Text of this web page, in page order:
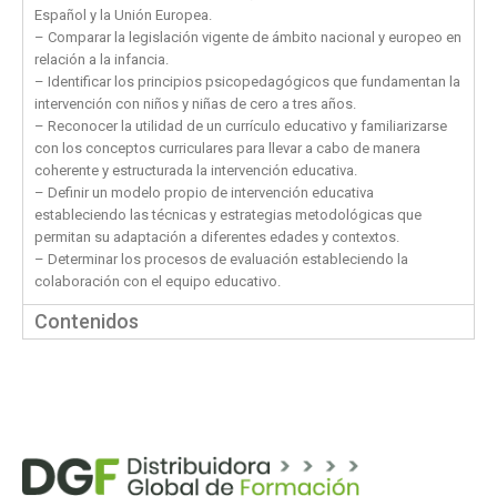
Español y la Unión Europea.
– Comparar la legislación vigente de ámbito nacional y europeo en
relación a la infancia.
– Identificar los principios psicopedagógicos que fundamentan la
intervención con niños y niñas de cero a tres años.
– Reconocer la utilidad de un currículo educativo y familiarizarse
con los conceptos curriculares para llevar a cabo de manera
coherente y estructurada la intervención educativa.
– Definir un modelo propio de intervención educativa
estableciendo las técnicas y estrategias metodológicas que
permitan su adaptación a diferentes edades y contextos.
– Determinar los procesos de evaluación estableciendo la
colaboración con el equipo educativo.
Contenidos